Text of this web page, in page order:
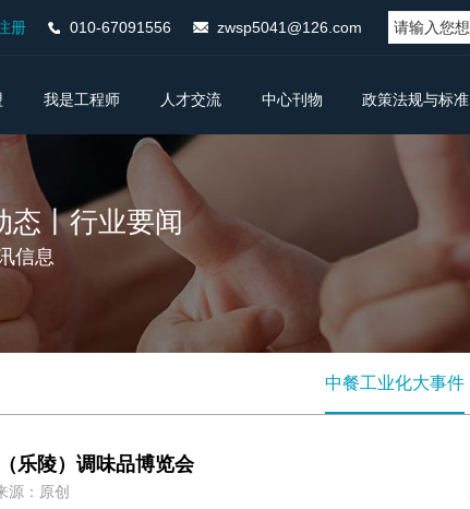
册 010-67091556 zwsp5041@126.com
我是工程师 人才交流 中心刊物 政策法规与标准
态丨行业要闻
信息
中餐工业化大事件
乐陵）调味品博览会
源：原创